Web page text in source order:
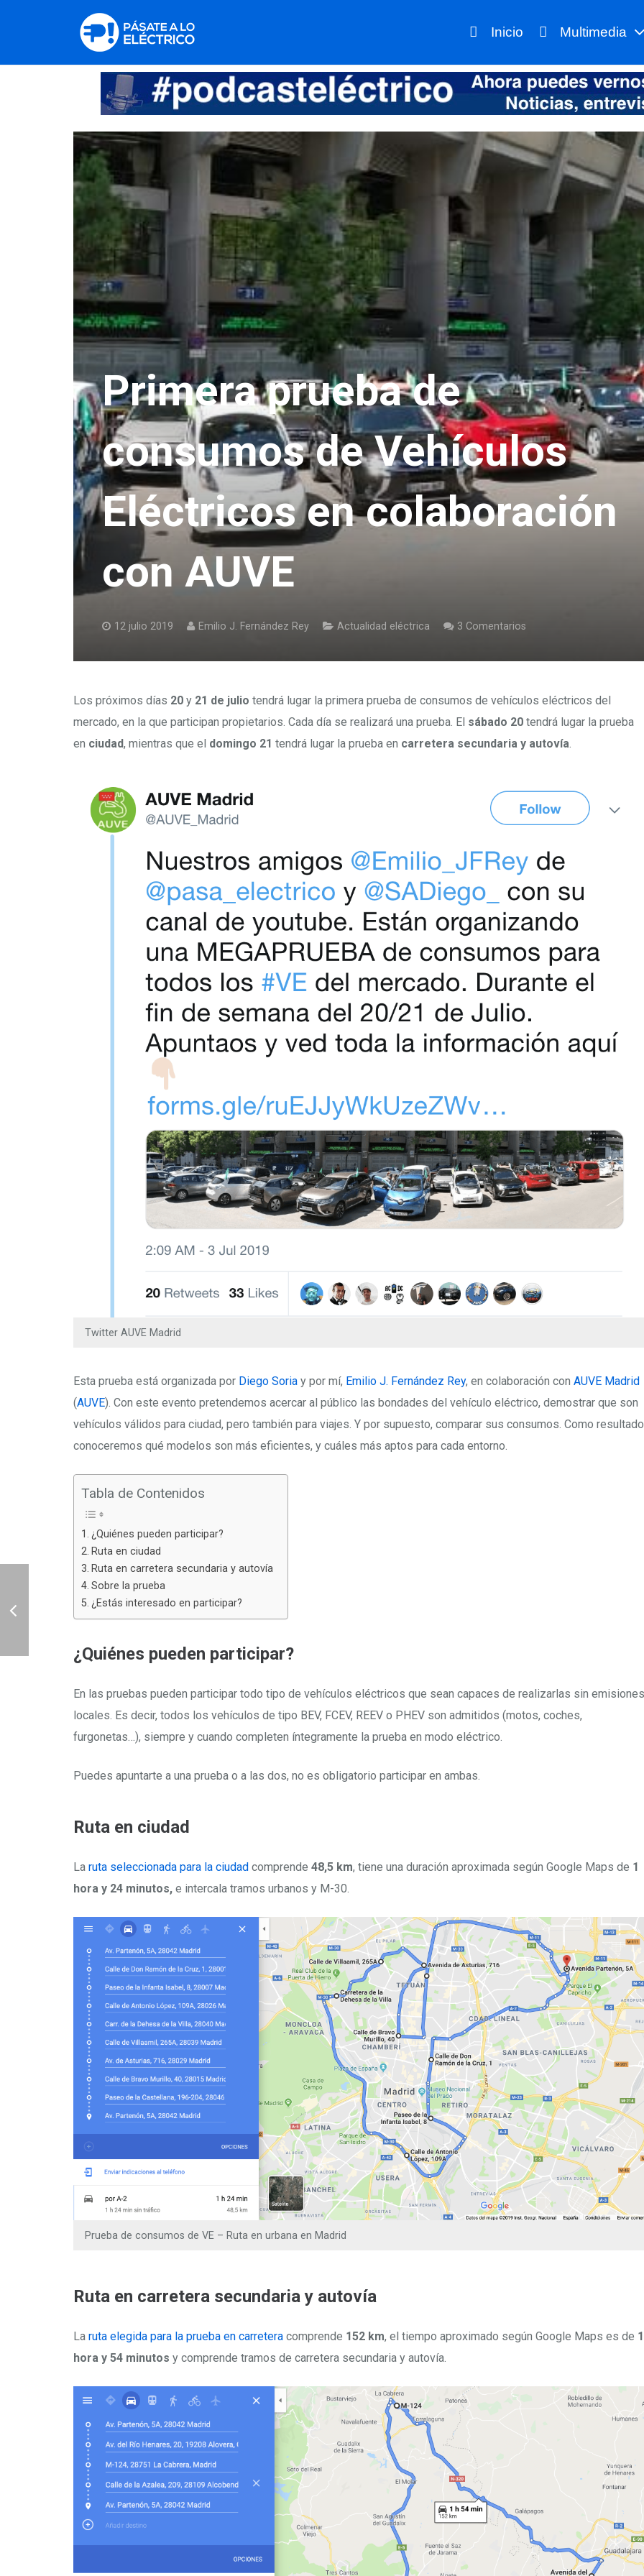
Inicio Multimedia
Primera prueba de
consumos de Vehículos
Eléctricos en colaboración
con AUVE
12 julio 2019 Emilio J. Fernández Rey Actualidad eléctrica 3 Comentarios
Los próximos días 20 y 21 de julio tendrá lugar la primera prueba de consumos de vehículos eléctricos del
mercado, en la que participan propietarios. Cada día se realizará una prueba. El sábado 20 tendrá lugar la prueba
en ciudad, mientras que el domingo 21 tendrá lugar la prueba en carretera secundaria y autovía
Twitter AUVE Madrid
Esta prueba está organizada por Diego Soria y por mí, Emilio J. Fernández Rey, en colaboración con AUVE Madrid
(AUVE). Con este evento pretendemos acercar al público las bondades del vehículo eléctrico, demostrar que son
vehículos válidos para ciudad, pero también para viajes. Y por supuesto, comparar sus consumos. Como
conoceremos qué modelos son más eficientes, y cuáles más aptos para cada entorno.
Tabla de Contenidos
¿Quiénes pueden participar?
Ruta en ciudad
Ruta en carretera secundaria y autovía
Sobre la prueba
¿Estás interesado en participar?
¿Quiénes pueden participar?
En las pruebas pueden participar todo tipo de vehículos eléctricos que sean capaces de realizarlas sin emisiones
locales. Es decir, todos los vehículos de tipo BEV, FCEV, REEV o PHEV son admitidos (motos, coches,
furgonetas…), siempre y cuando completen íntegramente la prueba en modo eléctrico.
Puedes apuntarte a una prueba o a las dos, no es obligatorio participar en ambas.
Ruta en ciudad
La ruta seleccionada para la ciudad comprende 48,5 km, tiene una duración aproximada según Google Maps de 1
hora y 24 minutos, e intercala tramos urbanos y M-30.
Prueba de consumos de VE – Ruta en urbana en Madrid
Ruta en carretera secundaria y autovía
La ruta elegida para la prueba en carretera comprende 152 km, el tiempo aproximado según Google Maps es de 1
hora y 54 minutos y comprende tramos de carretera secundaria y autovía.